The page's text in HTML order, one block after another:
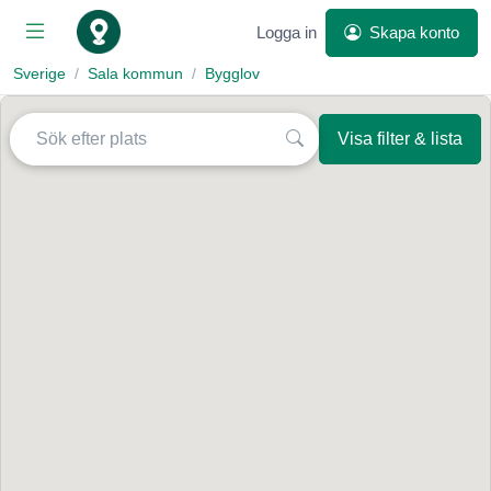
Logga in Skapa konto
Sverige Sala kommun Bygglov
Visa filter & lista